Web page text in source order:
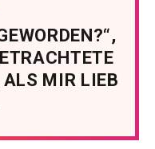
ALS MIR LIEB